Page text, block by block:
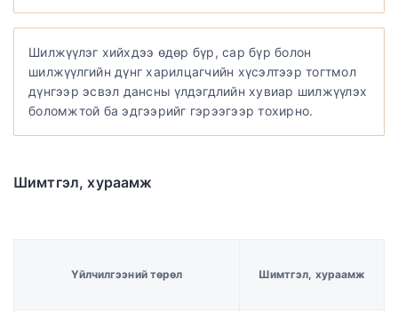
Шилжүүлэг хийхдээ өдөр бүр, сар бүр болон
шилжүүлгийн дүнг харилцагчийн хүсэлтээр тогтмол
дүнгээр эсвэл дансны үлдэгдлийн хувиар шилжүүлэх
боломжтой ба эдгээрийг гэрээгээр тохирно.
Шимтгэл, хураамж
Үйлчилгээний төрөл Шимтгэл, хураамж